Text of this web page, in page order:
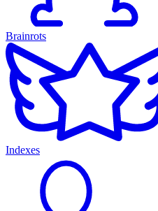
Brainrots
Indexes